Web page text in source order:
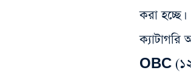
করা
OBC